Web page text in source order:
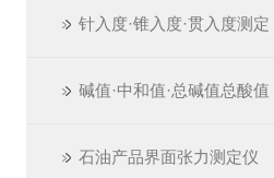
针入度·锥入度·贯入度测定
碱值·中和值·总碱值总酸值
石油产品界面张力测定仪